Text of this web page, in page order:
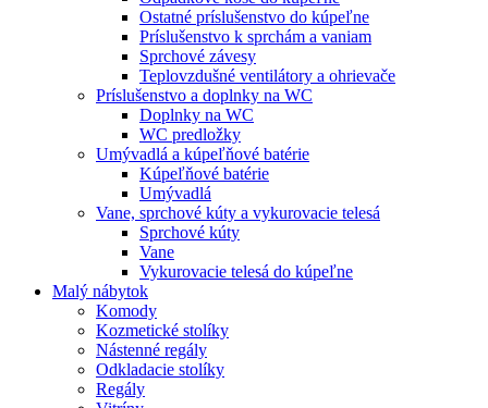
Ostatné príslušenstvo do kúpeľne
Príslušenstvo k sprchám a vaniam
Sprchové závesy
Teplovzdušné ventilátory a ohrievače
Príslušenstvo a doplnky na WC
Doplnky na WC
WC predložky
Umývadlá a kúpeľňové batérie
Kúpeľňové batérie
Umývadlá
Vane, sprchové kúty a vykurovacie telesá
Sprchové kúty
Vane
Vykurovacie telesá do kúpeľne
Malý nábytok
Komody
Kozmetické stolíky
Nástenné regály
Odkladacie stolíky
Regály